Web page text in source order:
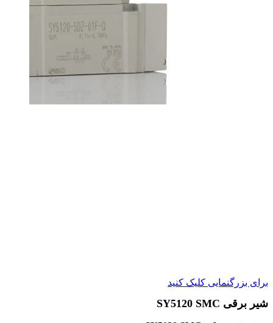
برای بزرگنمایی کلیک کنید
شیر برقی SY5120 SMC